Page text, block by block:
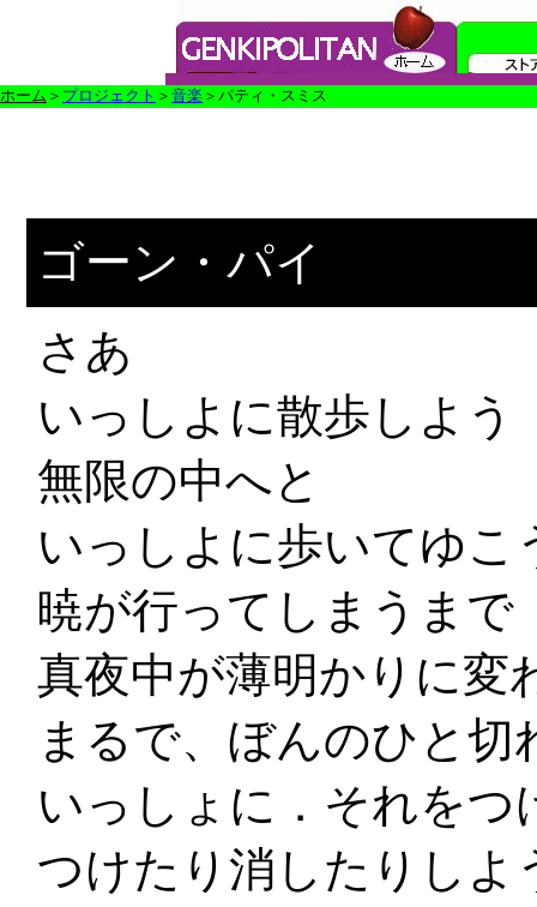
ホーム ＞ プロジェクト ＞ 音楽 ＞パティ・スミス
ゴーン・パイ
さあ
いっしよに散歩しよう
無限の中へと
いっしよに歩いてゆこ
暁が行ってしまうまで
真夜中が薄明かりに変
まるで、ぼんのひと
いっしょに．それをつ
つけたり消したりしよ